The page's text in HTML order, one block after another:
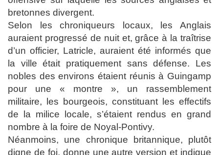
bretonnes divergent.
Selon les chroniqueurs locaux, les Anglais
auraient progressé de nuit et, grâce à la traîtrise
d’un officier, Latricle, auraient été informés que
la ville était pratiquement sans défense. Les
nobles des environs étaient réunis à Guingamp
pour une « montre », un rassemblement
militaire, les bourgeois, constituant les effectifs
de la milice locale, s’étaient rendus en grand
nombre à la foire de Noyal-Pontivy.
Néanmoins, une chronique britannique, plutôt
digne de foi, donne une autre version et indique